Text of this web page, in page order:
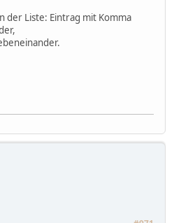
der Liste: Eintrag mit Komma